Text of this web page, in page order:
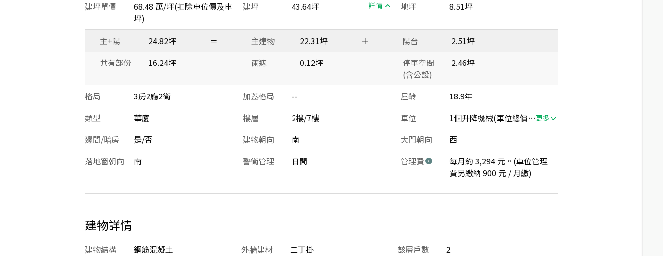
建坪 43.64坪 詳情
建坪單價
68.48 萬/坪(扣除車位價及車
坪)
地坪 8.51坪
主+陽 24.82坪 ＝ 主建物 22.31坪 ＋ 陽台
2.51坪
共有部份
16.24坪 雨遮 0.12坪
停車空間
(含公設)
2.46坪
格局 3房2廳2衛 加蓋格局 -- 屋齡
18.9年
類型
華廈 樓層 2樓/7樓 車位 1個升降機械(車位總價：180萬)更多
邊間/暗房 是/否 建物朝向 南 大門朝向
西
落地窗朝向
南 警衛管理 日間 管理費
每月約 3,294 元。(車位管理
費另繳納 900 元 / 月繳)
建物詳情
建物結構 鋼筋混凝土 外牆建材 二丁掛 該層戶數
2